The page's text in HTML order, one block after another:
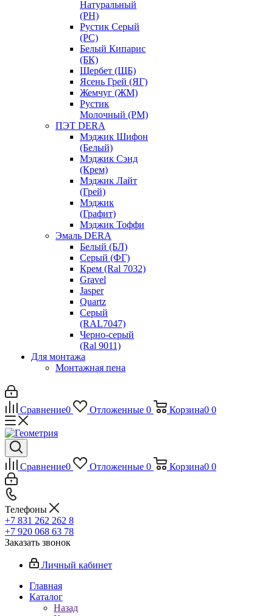
Натуральный
(РН)
Рустик Серый
(РС)
Белый Кипарис
(БК)
Щербет (ЩБ)
Ясень Грей (ЯГ)
Жемчуг (ЖМ)
Рустик
Молочный (РМ)
ПЭТ DERA
Мэджик Шифон
(Белый)
Мэджик Сэнд
(Крем)
Мэджик Лайт
(Грей)
Мэджик
(Графит)
Мэджик Тоффи
Эмаль DERA
Белый (БЛ)
Серый (ФГ)
Крем (Ral 7032)
Gravel
Jasper
Quartz
Серый
(RAL7047)
Черно-серый
(Ral 9011)
Для монтажа
Монтажная пена
Сравнение0 Отложенные 0 Корзина0 0
Сравнение0 Отложенные 0 Корзина0 0
Телефоны
+7 831 262 262 8
+7 920 068 63 78
Заказать звонок
Личный кабинет
Главная
Каталог
Назад